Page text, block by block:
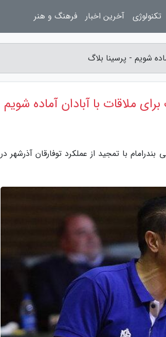
شویم - پرسینا بلاگ
ملاقات با آبادان آماده شویم
با تمجید از عملکرد توفارقان آذرشهر در
تکنولوژی آخرین اخبار فرهنگ و هنر